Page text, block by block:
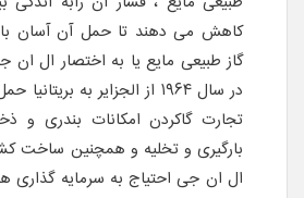
کاهش می دهند تا حمل آن آسان
گاز طبیعی مایع یا به اختصار ال
در سال ۱۹۶۴ از الجزایر به
تجارت گاکردن امکانات بندری و
بارگیری و تخلیه و همچنین ساخت
ال ان جی احتیاج به سرمایه گذاری